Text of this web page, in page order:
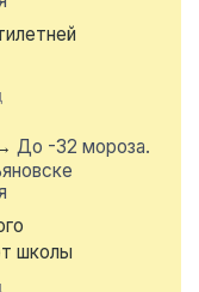
До -32 мороза.
школы